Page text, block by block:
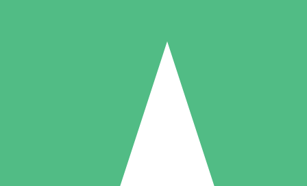
Packs de Crédits Individuels
à l'utilisation avec des crédits de téléchargement. Sans engagement
5 Téléchargements
US$